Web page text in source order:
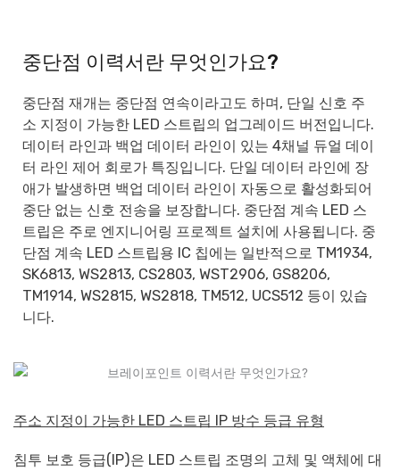
중단점 이력서란 무엇인가요?
중단점 재개는 중단점 연속이라고도 하며, 단일 신호 주
소 지정이 가능한 LED 스트립의 업그레이드 버전입니다.
데이터 라인과 백업 데이터 라인이 있는 4채널 듀얼 데이
터 라인 제어 회로가 특징입니다. 단일 데이터 라인에 장
애가 발생하면 백업 데이터 라인이 자동으로 활성화되어
중단 없는 신호 전송을 보장합니다. 중단점 계속 LED 스
트립은 주로 엔지니어링 프로젝트 설치에 사용됩니다. 중
단점 계속 LED 스트립용 IC 칩에는 일반적으로 TM1934,
SK6813, WS2813, CS2803, WST2906, GS8206,
TM1914, WS2815, WS2818, TM512, UCS512 등이 있습
니다.
주소 지정이 가능한 LED 스트립 IP 방수 등급 유형
침투 보호 등급(IP)은 LED 스트립 조명의 고체 및 액체에 대